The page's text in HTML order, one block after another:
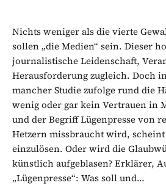
Nichts weniger als die vierte
sollen „die Medien“ sein. Dieser
journalistische Leidenschaft,
Herausforderung zugleich. Doch
mancher Studie zufolge rund die
wenig oder gar kein Vertrauen in
und der Begriff Lügenpresse von
Hetzern missbraucht wird,
einzulösen. Oder wird die
künstlich aufgeblasen? Erklärer,
„Lügenpresse“: Was soll und...